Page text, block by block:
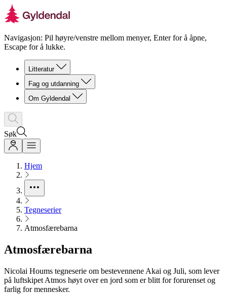
Navigasjon: Pil høyre/venstre mellom menyer, Enter for å åpne,
Escape for å lukke.
Litteratur
Fag og utdanning
Om Gyldendal
Søk
Hjem
Tegneserier
Atmosfærebarna
Atmosfærebarna
Nicolai Houms tegneserie om bestevennene Akai og Juli, som lever
på luftskipet Atmos høyt over en jord som er blitt for forurenset og
farlig for mennesker.